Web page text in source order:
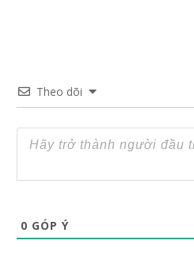
Theo dõi
0 GÓP Ý